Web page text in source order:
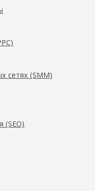
сетях (SMM)
(SEO)